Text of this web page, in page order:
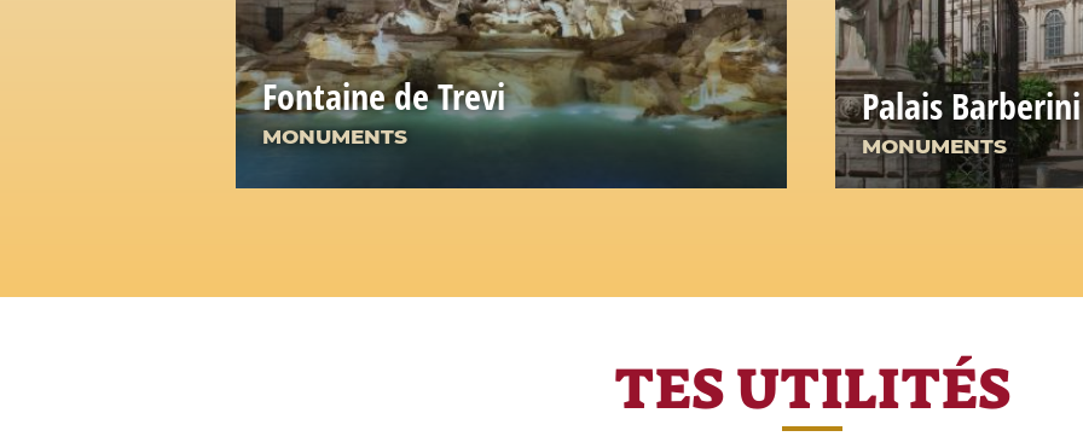
Fontaine de Trevi
MONUMENTS
Palais Barberini
MONUMENTS
TES UTILITÉS